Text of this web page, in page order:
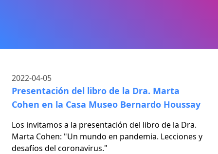
2022-04-05
Presentación del libro de la Dra. Marta
Cohen en la Casa Museo Bernardo Houssay
Los invitamos a la presentación del libro de la Dra.
Marta Cohen: "Un mundo en pandemia. Lecciones y
desafíos del coronavirus."